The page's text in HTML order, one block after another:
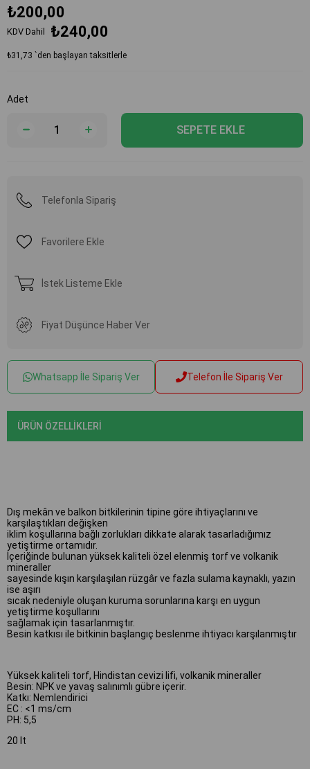
₺200,00
KDV Dahil ₺240,00
₺31,73 `den başlayan taksitlerle
Adet
Telefonla Sipariş
Favorilere Ekle
İstek Listeme Ekle
Fiyat Düşünce Haber Ver
Whatsapp İle Sipariş Ver Telefon İle Sipariş Ver
ÜRÜN ÖZELLIKLERI
Dış mekân ve balkon bitkilerinin tipine göre ihtiyaçlarını ve
karşılaştıkları değişken
iklim koşullarına bağlı zorlukları dikkate alarak tasarladığımız
yetiştirme ortamıdır.
İçeriğinde bulunan yüksek kaliteli özel elenmiş torf ve volkanik
mineraller
sayesinde kışın karşılaşılan rüzgâr ve fazla sulama kaynaklı, yazın
ise aşırı
sıcak nedeniyle oluşan kuruma sorunlarına karşı en uygun
yetiştirme koşullarını
sağlamak için tasarlanmıştır.
Besin katkısı ile bitkinin başlangıç beslenme ihtiyacı karşılanmıştır
Yüksek kaliteli torf, Hindistan cevizi lifi, volkanik mineraller
Besin: NPK ve yavaş salınımlı gübre içerir.
Katkı: Nemlendirici
EC : <1 ms/cm
PH: 5,5
20 lt